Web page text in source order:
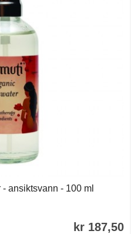
ansiktsvann - 100 ml
kr 187,50